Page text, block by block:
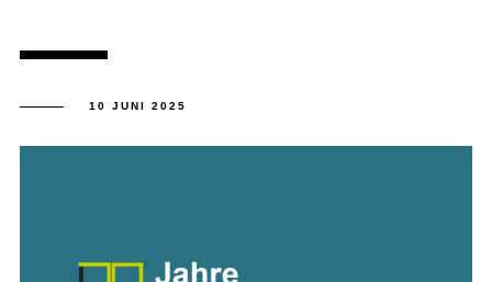
10 JUNI 2025